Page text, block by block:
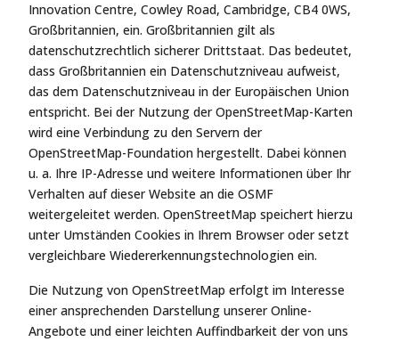
Innovation Centre, Cowley Road, Cambridge, CB4 0WS,
Großbritannien, ein. Großbritannien gilt als
datenschutzrechtlich sicherer Drittstaat. Das bedeutet,
dass Großbritannien ein Datenschutzniveau aufweist,
das dem Datenschutzniveau in der Europäischen Union
entspricht. Bei der Nutzung der OpenStreetMap-Karten
wird eine Verbindung zu den Servern der
OpenStreetMap-Foundation hergestellt. Dabei können
u. a. Ihre IP-Adresse und weitere Informationen über Ihr
Verhalten auf dieser Website an die OSMF
weitergeleitet werden. OpenStreetMap speichert hierzu
unter Umständen Cookies in Ihrem Browser oder setzt
vergleichbare Wiedererkennungstechnologien ein.
Die Nutzung von OpenStreetMap erfolgt im Interesse
einer ansprechenden Darstellung unserer Online-
Angebote und einer leichten Auffindbarkeit der von uns